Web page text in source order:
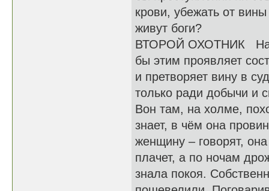
крови, убежать от
живут боги?
ВТОРОЙ ОХОТНИК
бы этим проявляет
и претворяет вину в
только ради добычи и
Вон там, на холме,
знает, в чём она
женщину – говорят,
плачет, а по ночам
знала покоя.